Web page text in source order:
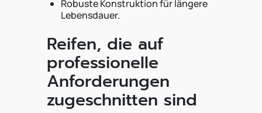
Robuste Konstruktion für längere
Lebensdauer.
Reifen, die auf
professionelle
Anforderungen
zugeschnitten sind